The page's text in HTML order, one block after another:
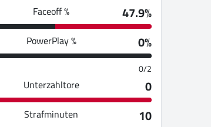
Faceoff %
47.9%
PowerPlay % 0%
0/2
Unterzahltore
0
Strafminuten 10